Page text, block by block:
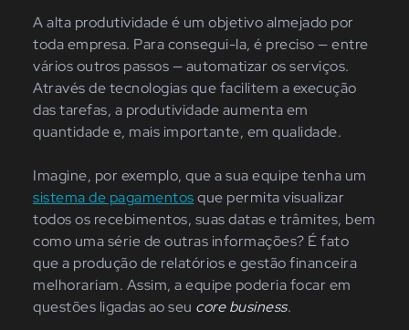
A alta produtividade é um objetivo almejado por
toda empresa. Para consegui-la, é preciso — entre
vários outros passos — automatizar os serviços.
Através de tecnologias que facilitem a execução
das tarefas, a produtividade aumenta em
quantidade e, mais importante, em qualidade.
Imagine, por exemplo, que a sua equipe tenha um
sistema de pagamentosque permita visualizar
todos os recebimentos, suas datas e trâmites, bem
como uma série de outras informações? É fato
que a produção de relatórios e gestão financeira
melhorariam. Assim, a equipe poderia focar em
questões ligadas ao seu core business.